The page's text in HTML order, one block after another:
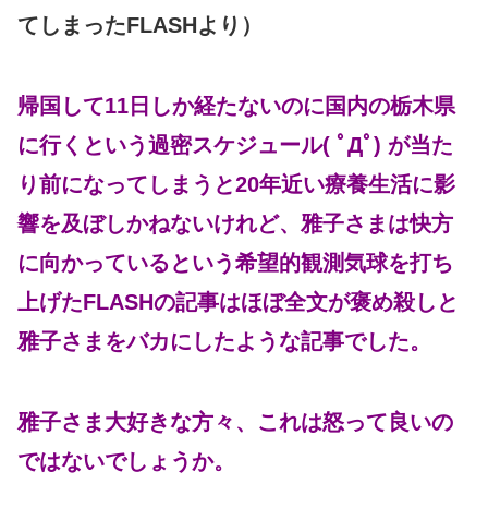
てしまったFLASHより）
帰国して11日しか経たないのに国内の栃木県
に行くという過密スケジュール( ﾟДﾟ) が当た
り前になってしまうと20年近い療養生活に影
響を及ぼしかねないけれど、雅子さまは快方
に向かっているという希望的観測気球を打ち
上げたFLASHの記事はほぼ全文が褒め殺しと
雅子さまをバカにしたような記事でした。
雅子さま大好きな方々、これは怒って良いの
ではないでしょうか。